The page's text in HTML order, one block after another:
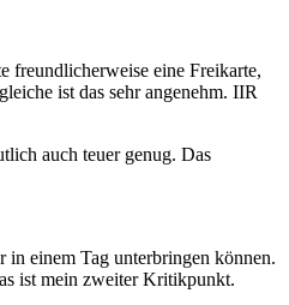
freundlicherweise eine Freikarte,
ist das sehr angenehm. IIR
auch teuer genug. Das
in einem Tag unterbringen können.
ist mein zweiter Kritikpunkt.